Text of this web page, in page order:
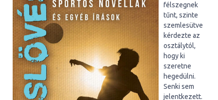
félszegnek
tűnt, szinte
szemlesütve
kérdezte az
osztálytól,
hogy ki
szeretne
hegedülni.
Senki sem
jelentkezett.